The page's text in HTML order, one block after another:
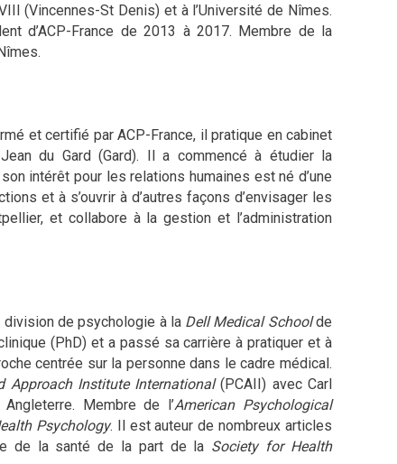
(Vincennes-St Denis) et à l’Université de Nîmes.
d’ACP-France de 2013 à 2017. Membre de la
et certifié par ACP-France, il pratique en cabinet
du Gard (Gard). Il a commencé à étudier la
intérêt pour les relations humaines est né d’une
et à s’ouvrir à d’autres façons d’envisager les
et collabore à la gestion et l’administration
de psychologie à la Dell Medical Schoolde
(PhD) et a passé sa carrière à pratiquer et à
centrée sur la personne dans le cadre médical.
Approach Institute International(PCAII) avec Carl
Membre de l’American Psychological
Psychology. Il est auteur de nombreux articles
de la santé de la part de la Society for Health